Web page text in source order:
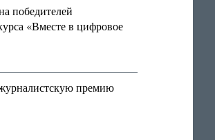
победителей
«Вместе в цифровое
премию